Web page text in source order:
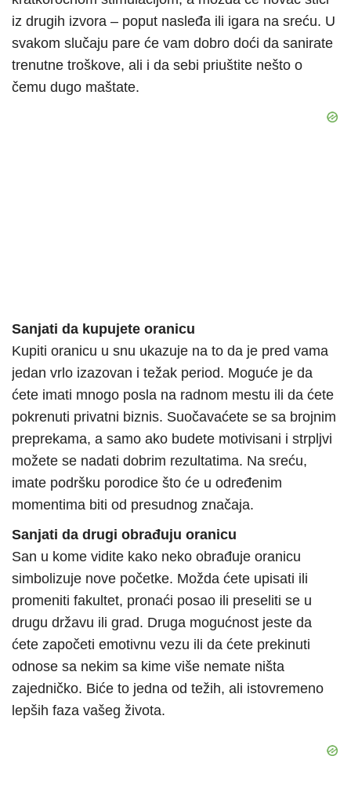
iz drugih izvora – poput nasleđa ili igara na sreću. U
svakom slučaju pare će vam dobro doći da sanirate
trenutne troškove, ali i da sebi priuštite nešto o
čemu dugo maštate.
Sanjati da kupujete oranicu
Kupiti oranicu u snu ukazuje na to da je pred vama
jedan vrlo izazovan i težak period. Moguće je da
ćete imati mnogo posla na radnom mestu ili da ćete
pokrenuti privatni biznis. Suočavaćete se sa brojnim
preprekama, a samo ako budete motivisani i strpljvi
možete se nadati dobrim rezultatima. Na sreću,
imate podršku porodice što će u određenim
momentima biti od presudnog značaja.
Sanjati da drugi obrađuju oranicu
San u kome vidite kako neko obrađuje oranicu
simbolizuje nove početke. Možda ćete upisati ili
promeniti fakultet, pronaći posao ili preseliti se u
drugu državu ili grad. Druga mogućnost jeste da
ćete započeti emotivnu vezu ili da ćete prekinuti
odnose sa nekim sa kime više nemate ništa
zajedničko. Biće to jedna od težih, ali istovremeno
lepših faza vašeg života.